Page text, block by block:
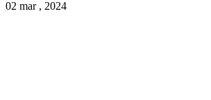
02 mar , 2024